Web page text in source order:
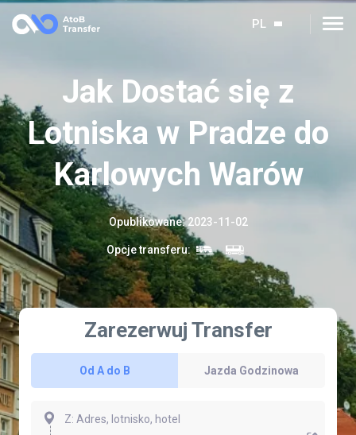
PL
Jak Dostać się z
Lotniska w Pradze do
Karlowych Warów
Opublikowane:2023-11-02
Opcje transferu:
Zarezerwuj Transfer
Od A do B Jazda Godzinowa